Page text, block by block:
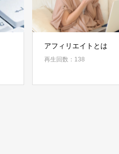
アフィリエイトとは
再生回数：138